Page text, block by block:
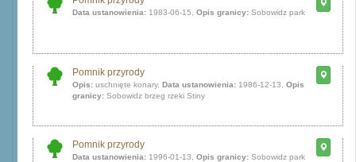
Data ustanowienia: 1983-06-15, Opis granicy: Sobowidz park
Pomnik przyrody
Opis: uschnięte konary, Data ustanowienia: 1986-12-13, Opis
granicy: Sobowidz brzeg rzeki Stiny
Pomnik przyrody
Data ustanowienia: 1996-01-13, Opis granicy: Sobowidz park